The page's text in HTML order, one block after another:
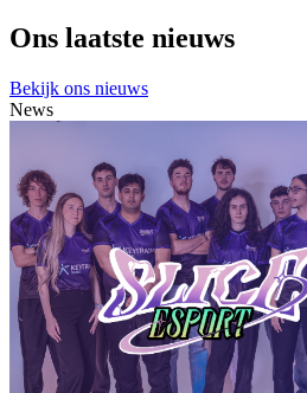
Ons laatste nieuws
Bekijk ons nieuws
News